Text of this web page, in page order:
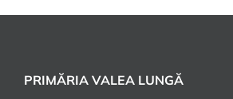
PRIMĂRIA VALEA LUNGĂ